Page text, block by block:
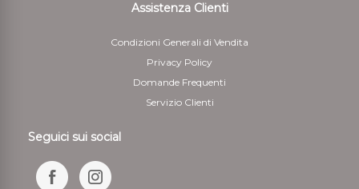
Assistenza Clienti
Condizioni Generali di Vendita
Privacy Policy
Domande Frequenti
Servizio Clienti
Seguici sui social